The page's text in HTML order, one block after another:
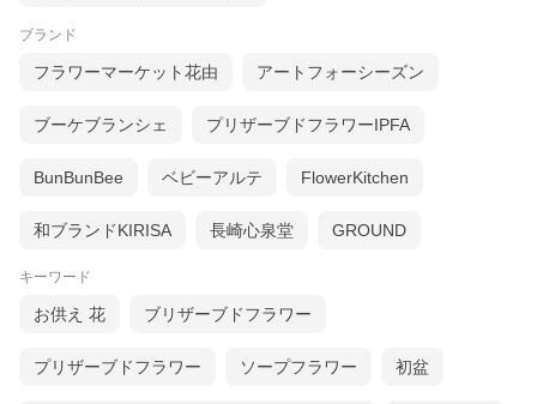
ブランド
フラワーマーケット花由 アートフォーシーズン
ブーケブランシェ プリザーブドフラワーIPFA
BunBunBee ベビーアルテ FlowerKitchen
和ブランドKIRISA 長崎心泉堂 GROUND
キーワード
お供え 花 ブリザーブドフラワー
プリザーブドフラワー ソープフラワー 初盆